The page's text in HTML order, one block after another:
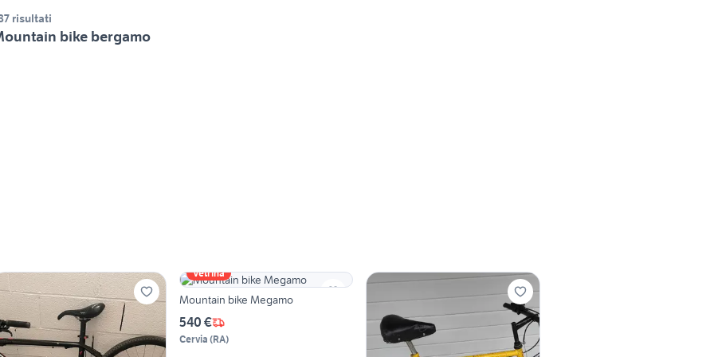
risultati
bike bergamo
Vetrina
Mountain bike Megamo
540 €
Cervia (RA)